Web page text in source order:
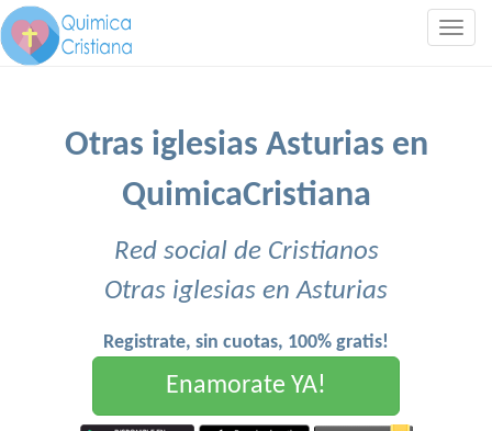
Otras iglesias Asturias en
QuimicaCristiana
Red social de Cristianos
Otras iglesias en Asturias
Registrate, sin cuotas, 100% gratis!
Enamorate YA!